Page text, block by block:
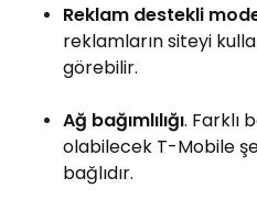
Reklam destekli
reklamların siteyi
görebilir.
Ağ bağımlılığı. Farklı
olabilecek T-Mobile
bağlıdır.